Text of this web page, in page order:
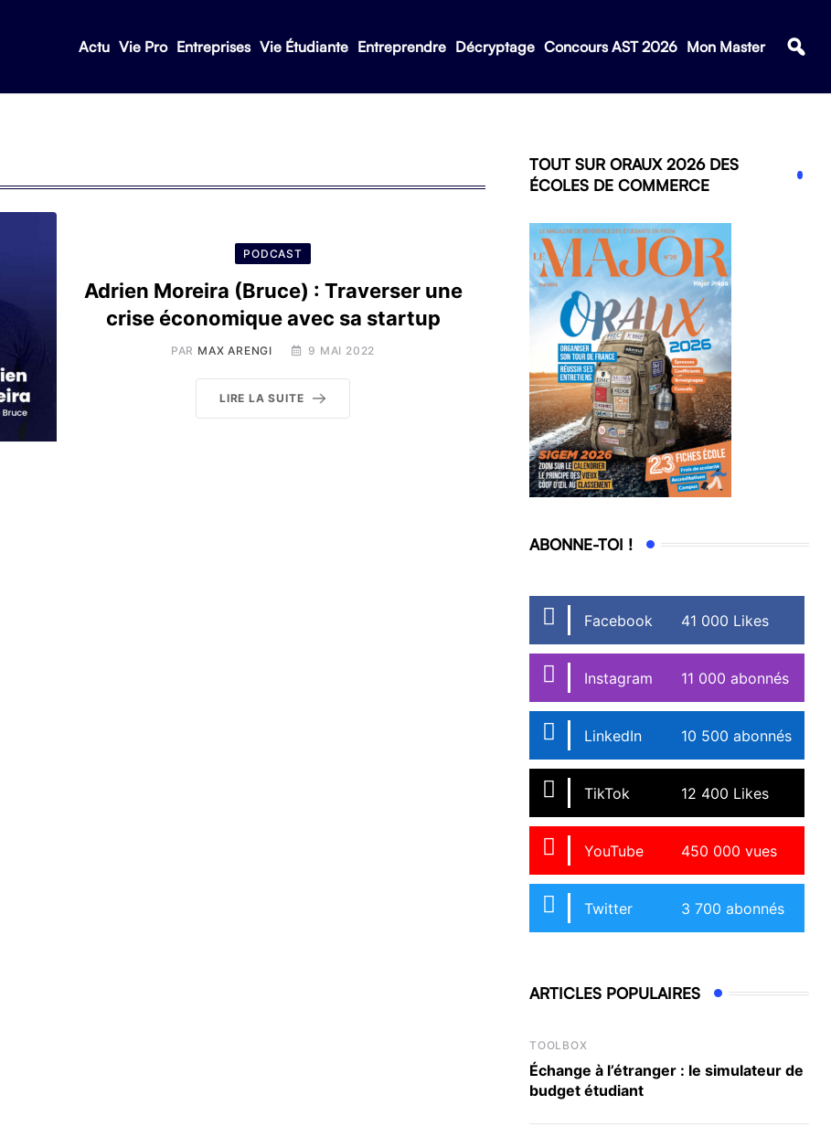
Actu Vie Pro Entreprises Vie Étudiante Entreprendre Décryptage Concours AST 2026 Mon Master
PODCAST
Adrien Moreira (Bruce) : Traverser une
crise économique avec sa startup
PAR MAX ARENGI 9 MAI 2022
LIRE LA SUITE
TOUT SUR ORAUX 2026 DES
ÉCOLES DE COMMERCE
ABONNE-TOI !
Facebook 41 000 Likes
Instagram 11 000 abonnés
LinkedIn 10 500 abonnés
TikTok 12 400 Likes
YouTube 450 000 vues
Twitter 3 700 abonnés
ARTICLES POPULAIRES
TOOLBOX
Échange à l’étranger : le simulateur de
budget étudiant